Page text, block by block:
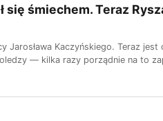
się śmiechem. Teraz
Jarosława Kaczyńskiego. Teraz
— kilka razy porządnie na to